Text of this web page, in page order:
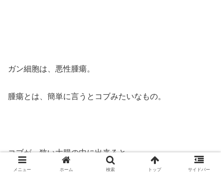
ガン細胞は、悪性腫瘍。
腫瘍とは、簡単に言うとコブみたいなもの。
コブが、狭い大腸の中に出来ると、
メニュー ホーム 検索 トップ サイドバー